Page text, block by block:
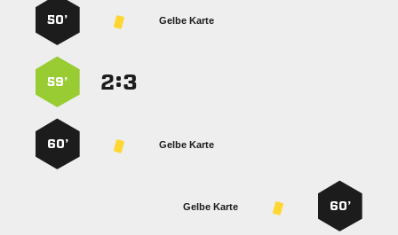
Gelbe Karte
50’
:
59’
Gelbe Karte
60’
60’
Gelbe Karte